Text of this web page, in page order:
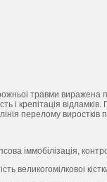
травми виражена
i крепiтацiя
перелому виросткiв
iммобiлiзацiя,
великогомiлковоi